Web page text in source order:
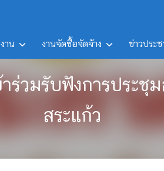
าน งานจัดซื้อจัดจ้าง ข่าวประ
ร่วมรับฟังการประชุ
สระแก้ว